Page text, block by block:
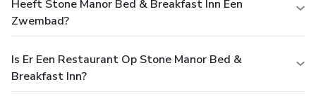
Heeft Stone Manor Bed & Breakfast Inn Een
Zwembad?
Is Er Een Restaurant Op Stone Manor Bed &
Breakfast Inn?